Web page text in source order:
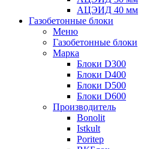
АЦЭИД 40 мм
Газобетонные блоки
Меню
Газобетонные блоки
Марка
Блоки D300
Блоки D400
Блоки D500
Блоки D600
Производитель
Bonolit
Istkult
Poritep